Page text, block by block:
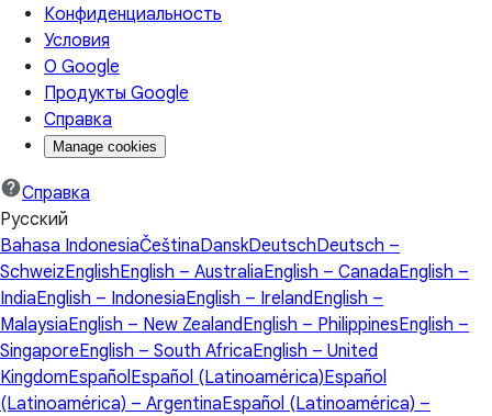
Конфиденциальность
Условия
О Google
Продукты Google
Справка
Manage cookies
Справка
Русский
Bahasa IndonesiaČeštinaDanskDeutschDeutsch –
SchweizEnglishEnglish – AustraliaEnglish – CanadaEnglish –
IndiaEnglish – IndonesiaEnglish – IrelandEnglish –
MalaysiaEnglish – New ZealandEnglish – PhilippinesEnglish –
SingaporeEnglish – South AfricaEnglish – United
KingdomEspañol Español (Latinoamérica)Español
(Latinoamérica) – ArgentinaEspañol (Latinoamérica) –